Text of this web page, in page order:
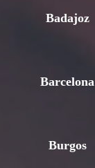
Badajoz
Barcelona
Burgos